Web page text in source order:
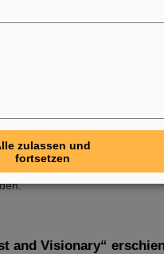
für die…
ein Zeichen für
in Darmstadt wurde auf dem
Vielfalt, Akzeptanz und
einer offenen,
im Pride-Monat Juni alle
LSBTIQA+ und
and Visionary“
zulassen und
fortsetzen